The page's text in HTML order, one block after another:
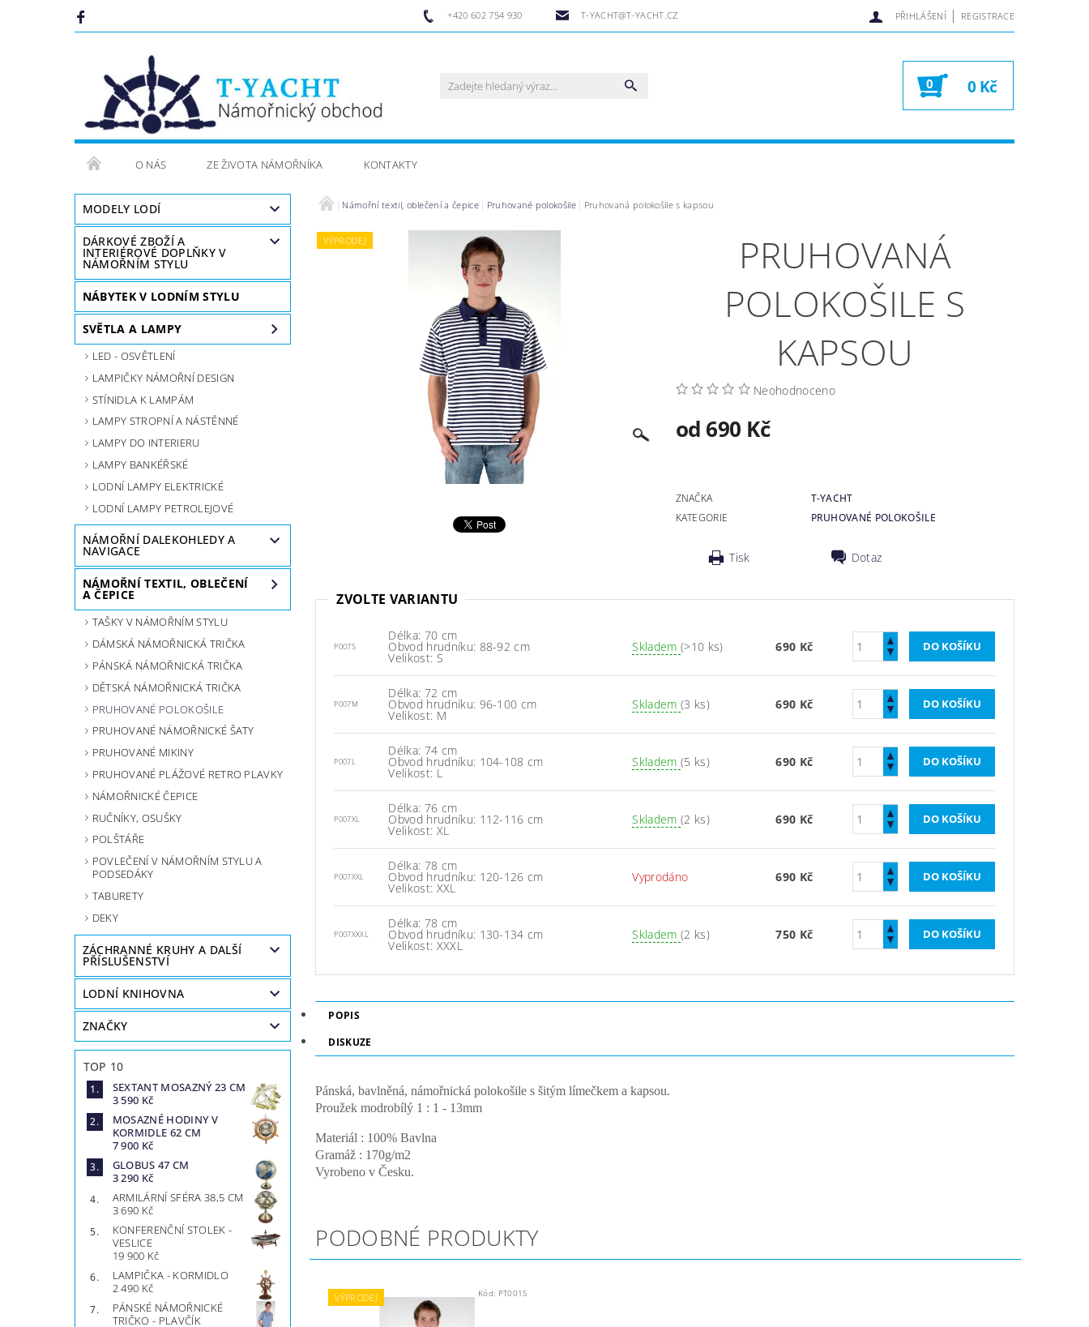
+420 602 754 930 T-YACHT@T-YACHT.CZ PŘIHLÁŠENÍ | REGISTRACE
0 0 Kč
O NÁS ZE ŽIVOTA NÁMOŘNÍKA KONTAKTY
MODELY LODÍ
DÁRKOVÉ ZBOŽÍ A
INTERIÉROVÉ DOPLŇKY V
NÁMOŘNÍM STYLU
NÁBYTEK V LODNÍM STYLU
SVĚTLA A LAMPY
LED - OSVĚTLENÍ
LAMPIČKY NÁMOŘNÍ DESIGN
STÍNIDLA K LAMPÁM
LAMPY STROPNÍ A NÁSTĚNNÉ
LAMPY DO INTERIERU
LAMPY BANKÉŘSKÉ
LODNÍ LAMPY ELEKTRICKÉ
LODNÍ LAMPY PETROLEJOVÉ
NÁMOŘNÍ DALEKOHLEDY A
NAVIGACE
NÁMOŘNÍ TEXTIL, OBLEČENÍ
A ČEPICE
TAŠKY V NÁMOŘNÍM STYLU
DÁMSKÁ NÁMOŘNICKÁ TRIČKA
PÁNSKÁ NÁMOŘNICKÁ TRIČKA
DĚTSKÁ NÁMOŘNICKÁ TRIČKA
PRUHOVANÉ POLOKOŠILE
PRUHOVANÉ NÁMOŘNICKÉ ŠATY
PRUHOVANÉ MIKINY
PRUHOVANÉ PLÁŽOVÉ RETRO PLAVKY
NÁMOŘNICKÉ ČEPICE
RUČNÍKY, OSUŠKY
POLŠTÁŘE
POVLEČENÍ V NÁMOŘNÍM STYLU A
PODSEDÁKY
TABURETY
DEKY
ZÁCHRANNÉ KRUHY A DALŠÍ
PŘÍSLUŠENSTVÍ
LODNÍ KNIHOVNA
ZNAČKY
TOP 10
SEXTANT MOSAZNÝ 23 CM
3 590 Kč
MOSAZNÉ HODINY V
KORMIDLE 62 CM
7 900 Kč
GLOBUS 47 CM
3 290 Kč
ARMILÁRNÍ SFÉRA 38,5 CM
3 690 Kč
KONFERENČNÍ STOLEK -
VESLICE
19 900 Kč
LAMPIČKA - KORMIDLO
2 490 Kč
PÁNSKÉ NÁMOŘNICKÉ
TRIČKO - PLAVČÍK
Námořní textil, oblečení a čepice Pruhované polokošile Pruhovaná polokošile s kapsou
VÝPRODEJ
PRUHOVANÁ
POLOKOŠILE S
KAPSOU
Neohodnoceno
od 690 Kč
ZNAČKA
T-YACHT
KATEGORIE
PRUHOVANÉ POLOKOŠILE
Tisk Dotaz
ZVOLTE VARIANTU
P007S
Délka: 70 cm
Obvod hrudníku: 88-92 cm
Velikost: S
Skladem (>10 ks) 690 Kč
P007M
Délka: 72 cm
Obvod hrudníku: 96-100 cm
Velikost: M
Skladem (3 ks) 690 Kč
P007L
Délka: 74 cm
Obvod hrudníku: 104-108 cm
Velikost: L
Skladem (5 ks) 690 Kč
P007XL
Délka: 76 cm
Obvod hrudníku: 112-116 cm
Velikost: XL
Skladem (2 ks) 690 Kč
P007XXL
Délka: 78 cm
Obvod hrudníku: 120-126 cm
Velikost: XXL
Vyprodáno 690 Kč
P007XXXL
Délka: 78 cm
Obvod hrudníku: 130-134 cm
Velikost: XXXL
Skladem (2 ks) 750 Kč
POPIS
DISKUZE
Pánská, bavlněná, námořnická polokošile s šitým límečkem a kapsou.
Proužek modrobílý 1 : 1 - 13mm
Materiál : 100% Bavlna
Gramáž : 170g/m2
Vyrobeno v Česku.
PODOBNÉ PRODUKTY
VÝPRODEJ Kód: PT001S